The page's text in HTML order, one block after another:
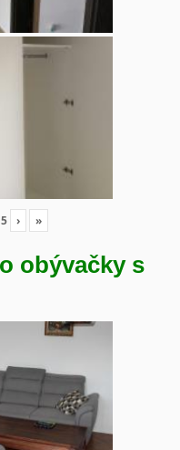
5 › »
obývačky s